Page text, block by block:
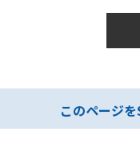
このページ